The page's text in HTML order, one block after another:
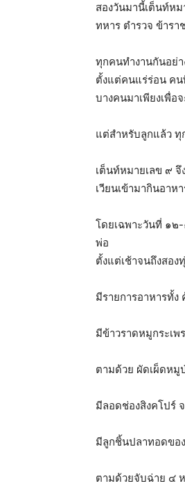
สองวันมานี้เต็นท์ห
ทหาร ตำรวจ ข้ารา
ทุกคนทำงานกันอย่า
ตั้งแต่คนแร่ร่อน คน
บางคนมาเพียงเพื่อ
แต่สำหรับลูกแล้ว ทุ
เต็นท์หมายเลข ๙
เวียนเข้ามากินอาห
โดยเฉพาะวันที่ ๑๒
พ่อ
ตั้งแต่เช้าจนถึงสอ
มีรายการอาหารทั้ง
มีข้าวราดหมูกระเพ
ตามด้วย ผัดเผ็ดหมู
มีลอดช่องสิงคโปร์
มีลูกชิ้นปลาทอดขอ
ตามด้วยจับฉ่าย ๔